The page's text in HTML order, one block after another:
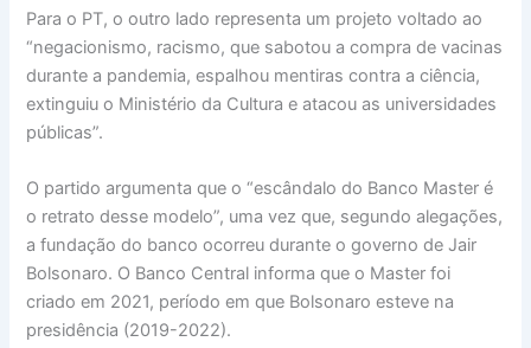
Para o PT, o outro lado representa um projeto voltado ao
“negacionismo, racismo, que sabotou a compra de vacinas
durante a pandemia, espalhou mentiras contra a ciência,
extinguiu o Ministério da Cultura e atacou as universidades
públicas”.
O partido argumenta que o “escândalo do Banco Master é
o retrato desse modelo”, uma vez que, segundo alegações,
a fundação do banco ocorreu durante o governo de Jair
Bolsonaro. O Banco Central informa que o Master foi
criado em 2021, período em que Bolsonaro esteve na
presidência (2019-2022).